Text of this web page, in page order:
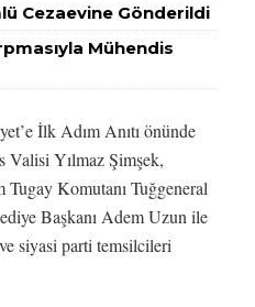
Cezaevine Gönderildi
Mühendis
İlk Adım Anıtı önünde
Valisi Yılmaz Şimşek,
Komutanı Tuğgeneral
Başkanı Adem Uzun ile
siyasi parti temsilcileri